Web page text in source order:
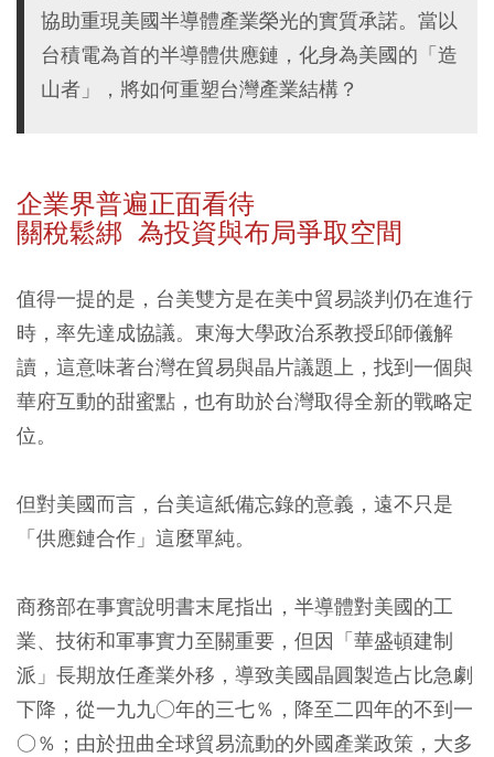
協助重現美國半導體產業榮光的實質承諾。當以
台積電為首的半導體供應鏈，化身為美國的「造
山者」，將如何重塑台灣產業結構？
企業界普遍正面看待
關稅鬆綁 為投資與布局爭取空間
值得一提的是，台美雙方是在美中貿易談判仍在進行
時，率先達成協議。東海大學政治系教授邱師儀解
讀，這意味著台灣在貿易與晶片議題上，找到一個與
華府互動的甜蜜點，也有助於台灣取得全新的戰略定
位。
但對美國而言，台美這紙備忘錄的意義，遠不只是
「供應鏈合作」這麼單純。
商務部在事實說明書末尾指出，半導體對美國的工
業、技術和軍事實力至關重要，但因「華盛頓建制
派」長期放任產業外移，導致美國晶圓製造占比急劇
下降，從一九九○年的三七％，降至二四年的不到一
○％；由於扭曲全球貿易流動的外國產業政策，大多